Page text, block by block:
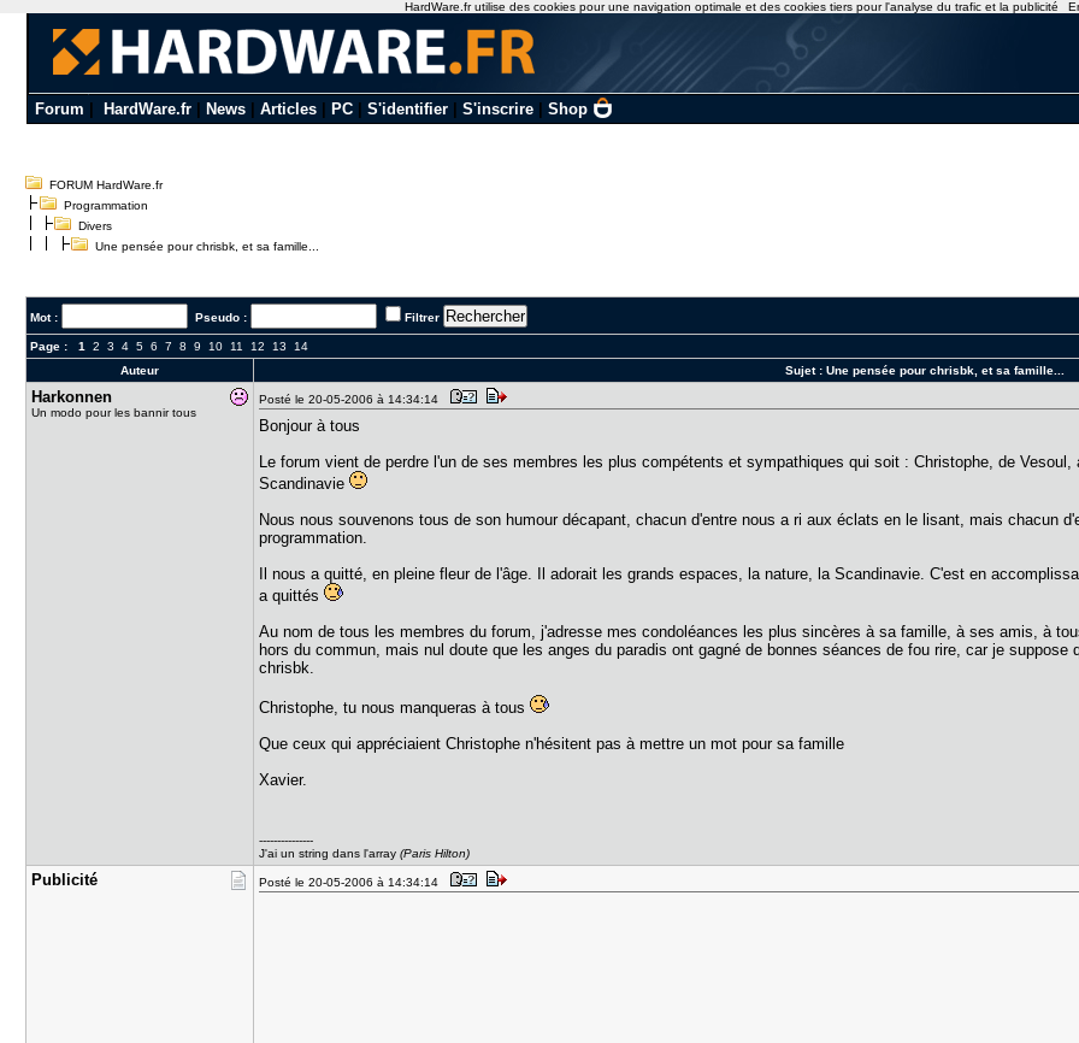
Forum HardWare.fr| News| Articles| PC| S'identifier| S'inscrire| Shop
FORUM HardWare.fr
Programmation
Divers
Une pensée pour chrisbk, et sa famille...
Mot : Pseudo : Filtrer
Page : 1 2 3 4 5 6 7 8 9 10 11 12 13 14
Auteur
Sujet : Une pensée pour chrisbk, et sa famille...
Harkonnen
Un modo pour les bannir tous
Posté le 20-05-2006 à 14:34:14
Bonjour à tous
Le forum vient de perdre l'un de ses membres les plus compétents et sympathiques qui soit : Christophe, de
Scandinavie
Nous nous souvenons tous de son humour décapant, chacun d'entre nous a ri aux éclats en le lisant, mais chacun
programmation.
Il nous a quitté, en pleine fleur de l'âge. Il adorait les grands espaces, la nature, la Scandinavie. C'est en
a quittés
Au nom de tous les membres du forum, j'adresse mes condoléances les plus sincères à sa famille, à ses amis, à
hors du commun, mais nul doute que les anges du paradis ont gagné de bonnes séances de fou rire, car je
chrisbk.
Christophe, tu nous manqueras à tous
Que ceux qui appréciaient Christophe n'hésitent pas à mettre un mot pour sa famille
Xavier.
---------------
J'ai un string dans l'array(Paris Hilton)
Publicité Posté le 20-05-2006 à 14:34:14
HardWare.fr utilise des cookies pour une navigation optimale et des cookies tiers pour l'analyse du trafic et la publicité